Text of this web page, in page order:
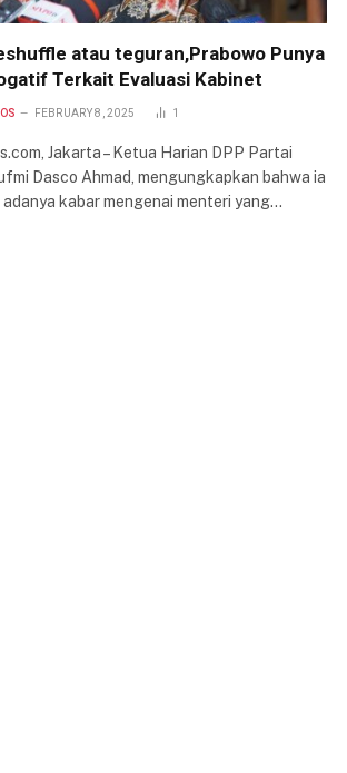
atau teguran,Prabowo Punya
Terkait Evaluasi Kabinet
FEBRUARY 8, 2025 1
Jakarta – Ketua Harian DPP Partai
Dasco Ahmad, mengungkapkan bahwa ia
kabar mengenai menteri yang…